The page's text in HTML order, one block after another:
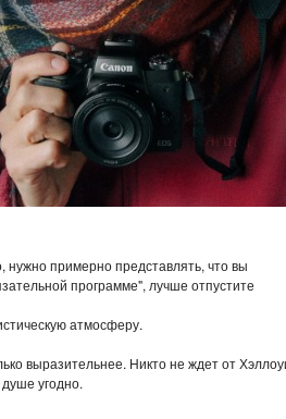
примерно представлять, что вы
программе", лучше отпустите
атмосферу.
выразительнее. Никто не ждет от
угодно.